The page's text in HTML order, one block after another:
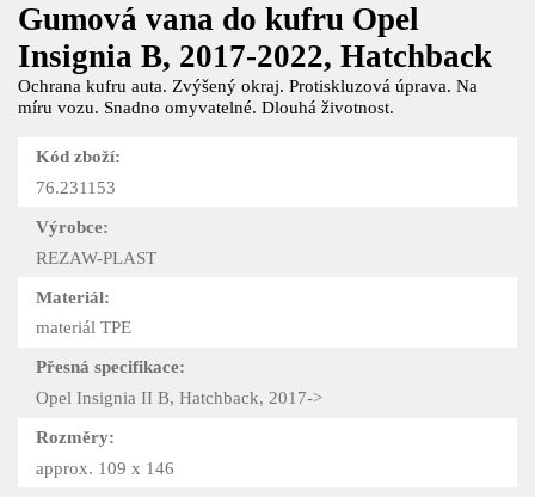
Gumová vana do kufru Opel
Insignia B, 2017-2022, Hatchback
Ochrana kufru auta. Zvýšený okraj. Protiskluzová úprava. Na
míru vozu. Snadno omyvatelné. Dlouhá životnost.
Kód zboží:
76.231153
Výrobce:
REZAW-PLAST
Materiál:
materiál TPE
Přesná specifikace:
Opel Insignia II B, Hatchback, 2017->
Rozměry:
approx. 109 x 146